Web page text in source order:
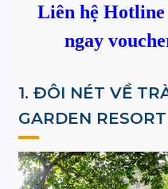
Liên hệ Hotline
ngay
1. ĐÔI NÉT VỀ
GARDEN RESORT